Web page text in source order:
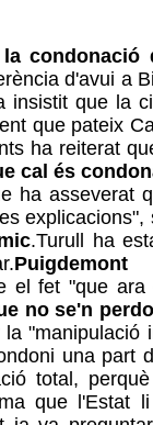
condonació
d'avui a
insistit que la
que pateix
ha reiterat
cal és
ha asseverat
explicacions",
.Turull ha
el fet "que ara
no se'n
"manipulació
una part
total, perquè
que l'Estat